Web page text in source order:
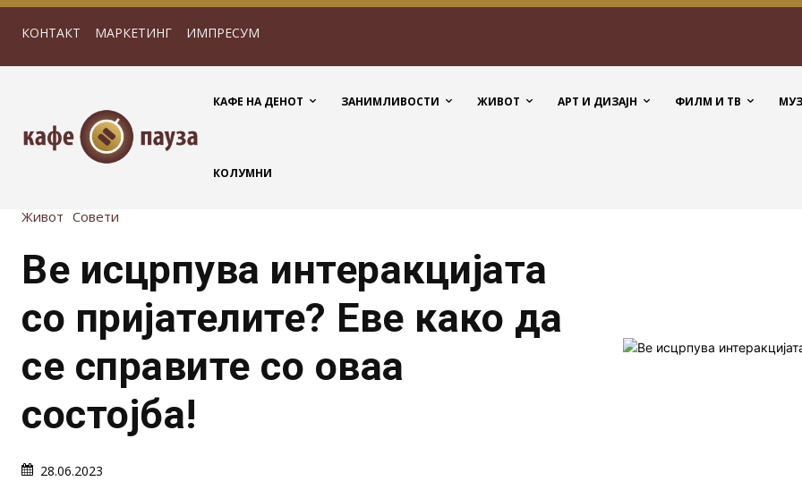
КОНТАКТ МАРКЕТИНГ ИМПРЕСУМ
КАФЕ НА ДЕНОТ ЗАНИМЛИВОСТИ ЖИВОТ АРТ И ДИЗАЈН ФИЛМ И ТВ
КОЛУМНИ
Живот Совети
Ве исцрпува интеракцијата
со пријателите? Еве како да
се справите со оваа
состојба!
28.06.2023